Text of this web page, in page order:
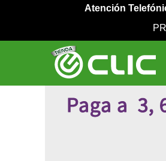
Atención